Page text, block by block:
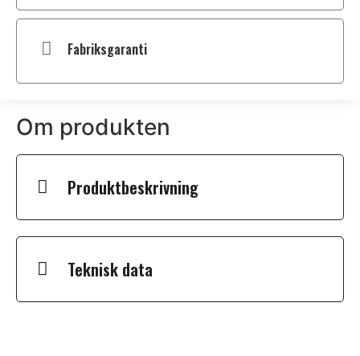
Fabriksgaranti
Om produkten
Produktbeskrivning
Teknisk data